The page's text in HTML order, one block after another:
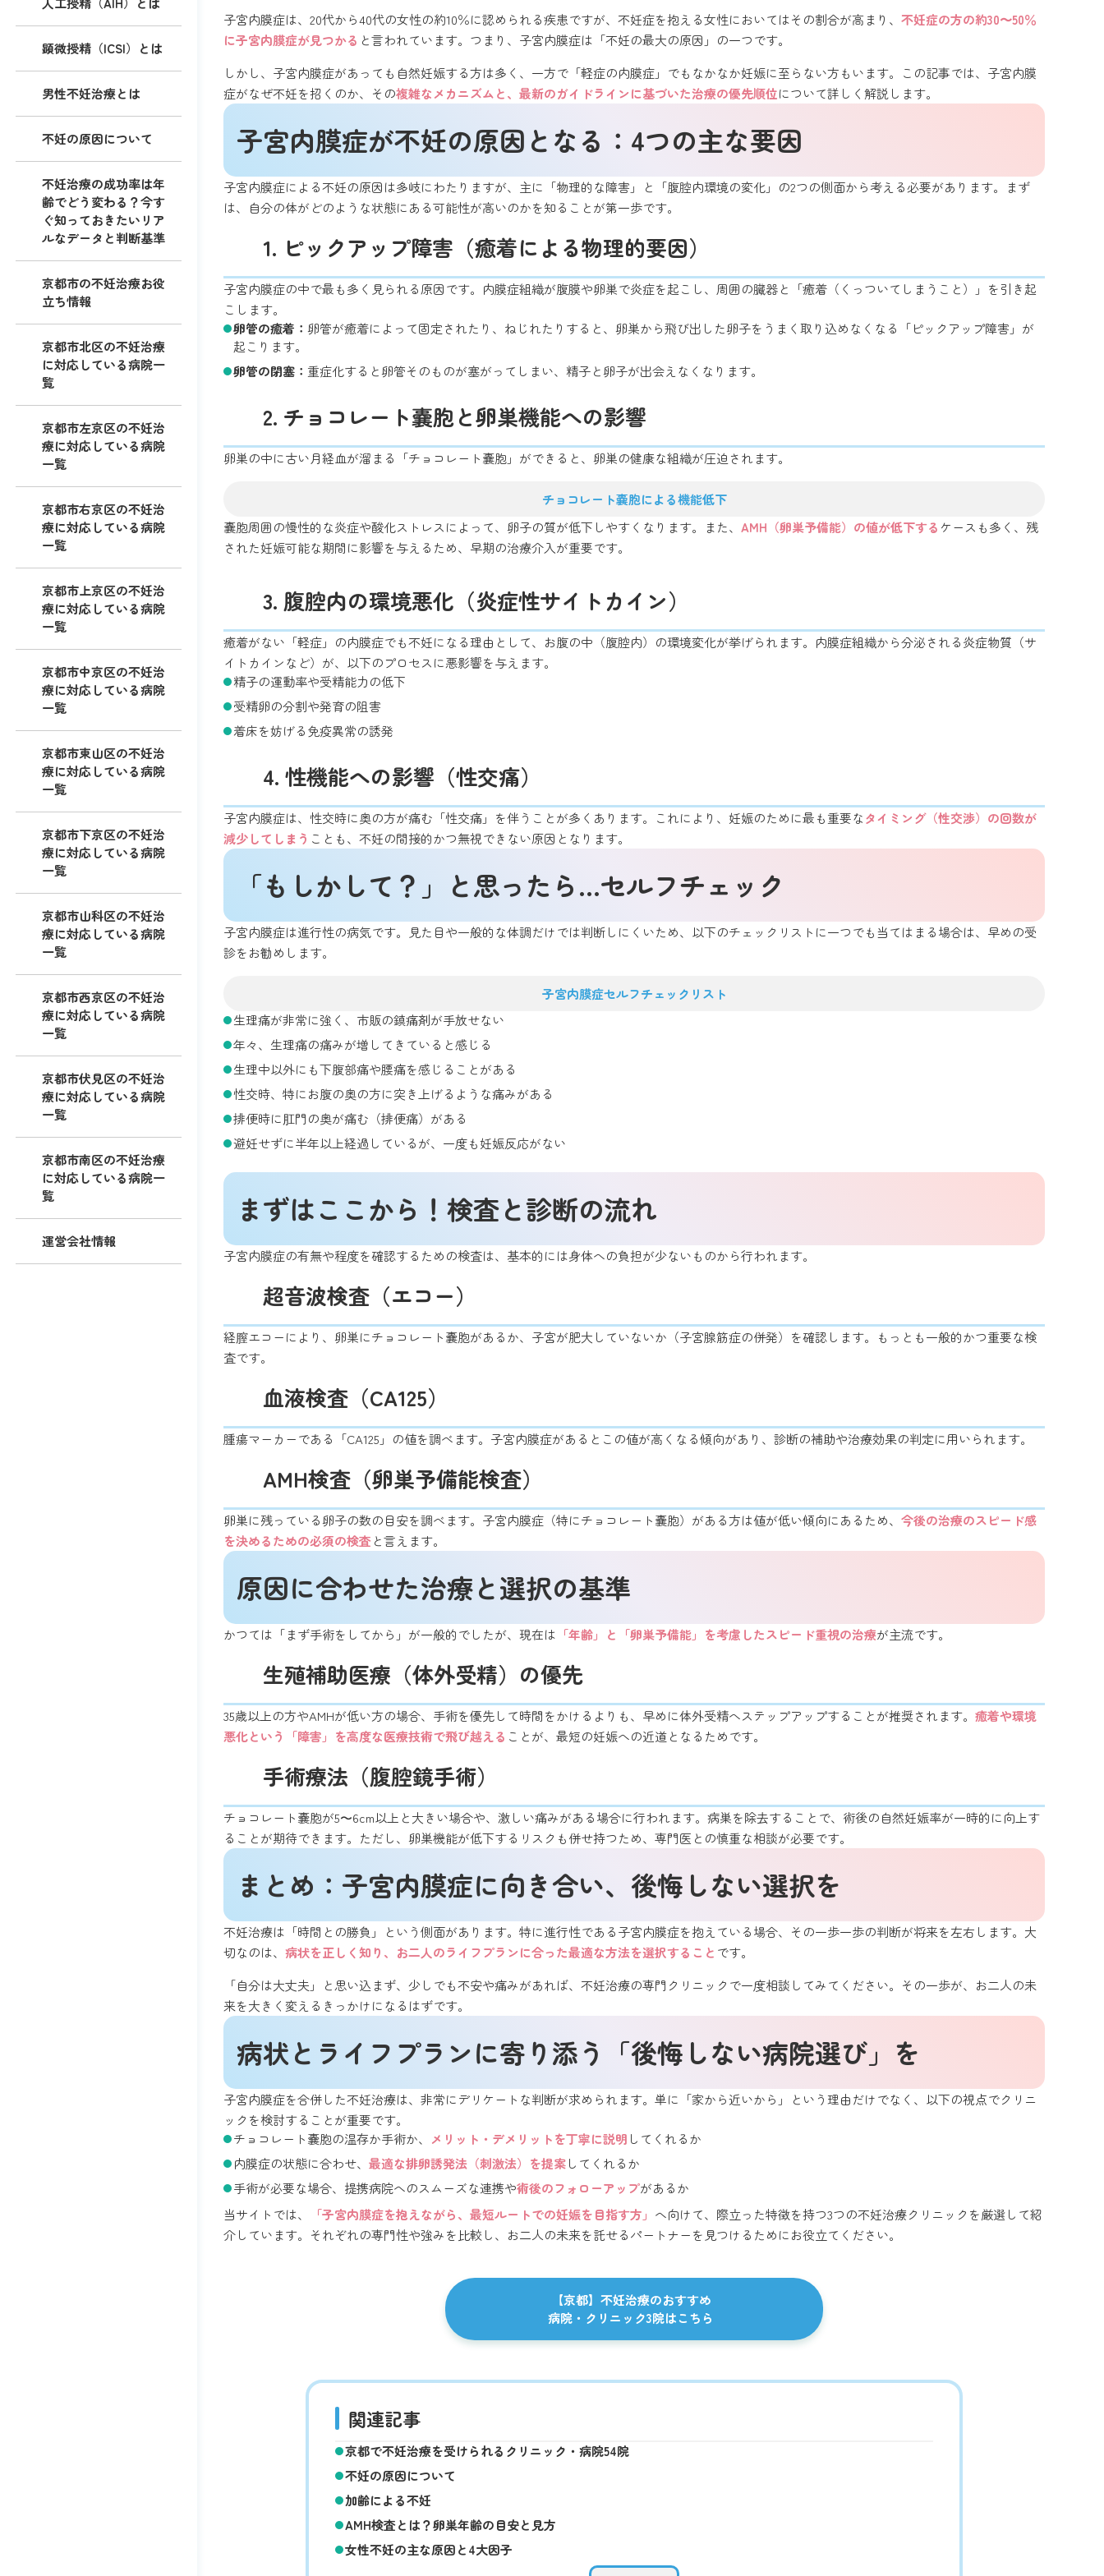
顕微授精（ICSI）とは
男性不妊治療とは
不妊の原因について
不妊治療の成功率は年
齢でどう変わる？今す
ぐ知っておきたいリア
ルなデータと判断基準
京都市の不妊治療お役
立ち情報
京都市北区の不妊治療
に対応している病院一
覧
京都市左京区の不妊治
療に対応している病院
一覧
京都市右京区の不妊治
療に対応している病院
一覧
京都市上京区の不妊治
療に対応している病院
一覧
京都市中京区の不妊治
療に対応している病院
一覧
京都市東山区の不妊治
療に対応している病院
一覧
京都市下京区の不妊治
療に対応している病院
一覧
京都市山科区の不妊治
療に対応している病院
一覧
京都市西京区の不妊治
療に対応している病院
一覧
京都市伏見区の不妊治
療に対応している病院
一覧
京都市南区の不妊治療
に対応している病院一
覧
運営会社情報
子宮内膜症は、20代から40代の女性の約10％に認められる疾患ですが、不妊症を抱える女性においてはその割合が高まり、 不妊症の方の約30〜50％
に子宮内膜症が見つかる と言われています。つまり、子宮内膜症は「不妊の最大の原因」の一つです。
しかし、子宮内膜症があっても自然妊娠する方は多く、一方で「軽症の内膜症」でもなかなか妊娠に至らない方もいます。この記事では、子宮内膜
症がなぜ不妊を招くのか、その複雑なメカニズムと、最新のガイドラインに基づいた治療の優先順位について詳しく解説します。
子宮内膜症が不妊の原因となる：4つの主な要因
子宮内膜症による不妊の原因は多岐にわたりますが、主に「物理的な障害」と「腹腔内環境の変化」の2つの側面から考える必要があります。まず
は、自分の体がどのような状態にある可能性が高いのかを知ることが第一歩です。
1. ピックアップ障害（癒着による物理的要因）
子宮内膜症の中で最も多く見られる原因です。内膜症組織が腹膜や卵巣で炎症を起こし、周囲の臓器と「癒着（くっついてしまうこと）」を引き起
こします。
卵管の癒着： 卵管が癒着によって固定されたり、ねじれたりすると、卵巣から飛び出した卵子をうまく取り込めなくなる「ピックアップ障害」が
起こります。
卵管の閉塞： 重症化すると卵管そのものが塞がってしまい、精子と卵子が出会えなくなります。
2. チョコレート嚢胞と卵巣機能への影響
卵巣の中に古い月経血が溜まる「チョコレート嚢胞」ができると、卵巣の健康な組織が圧迫されます。
チョコレート嚢胞による機能低下
嚢胞周囲の慢性的な炎症や酸化ストレスによって、卵子の質が低下しやすくなります。また、 AMH（卵巣予備能）の値が低下する ケースも多く、残
された妊娠可能な期間に影響を与えるため、早期の治療介入が重要です。
3. 腹腔内の環境悪化（炎症性サイトカイン）
癒着がない「軽症」の内膜症でも不妊になる理由として、お腹の中（腹腔内）の環境変化が挙げられます。内膜症組織から分泌される炎症物質（サ
イトカインなど）が、以下のプロセスに悪影響を与えます。
精子の運動率や受精能力の低下
受精卵の分割や発育の阻害
着床を妨げる免疫異常の誘発
4. 性機能への影響（性交痛）
子宮内膜症は、性交時に奥の方が痛む「性交痛」を伴うことが多くあります。これにより、妊娠のために最も重要なタイミング（性交渉）の回数が
減少してしまう ことも、不妊の間接的かつ無視できない原因となります。
「もしかして？」と思ったら…セルフチェック
子宮内膜症は進行性の病気です。見た目や一般的な体調だけでは判断しにくいため、以下のチェックリストに一つでも当てはまる場合は、早めの受
診をお勧めします。
子宮内膜症セルフチェックリスト
生理痛が非常に強く、市販の鎮痛剤が手放せない
年々、生理痛の痛みが増してきていると感じる
生理中以外にも下腹部痛や腰痛を感じることがある
性交時、特にお腹の奥の方に突き上げるような痛みがある
排便時に肛門の奥が痛む（排便痛）がある
避妊せずに半年以上経過しているが、一度も妊娠反応がない
まずはここから！検査と診断の流れ
子宮内膜症の有無や程度を確認するための検査は、基本的には身体への負担が少ないものから行われます。
超音波検査（エコー）
経膣エコーにより、卵巣にチョコレート嚢胞があるか、子宮が肥大していないか（子宮腺筋症の併発）を確認します。もっとも一般的かつ重要な検
査です。
血液検査（CA125）
腫瘍マーカーである「CA125」の値を調べます。子宮内膜症があるとこの値が高くなる傾向があり、診断の補助や治療効果の判定に用いられます。
AMH検査（卵巣予備能検査）
卵巣に残っている卵子の数の目安を調べます。子宮内膜症（特にチョコレート嚢胞）がある方は値が低い傾向にあるため、 今後の治療のスピード感
を決めるための必須の検査 と言えます。
原因に合わせた治療と選択の基準
かつては「まず手術をしてから」が一般的でしたが、現在は 「年齢」と「卵巣予備能」を考慮したスピード重視の治療が主流です。
生殖補助医療（体外受精）の優先
35歳以上の方やAMHが低い方の場合、手術を優先して時間をかけるよりも、早めに体外受精へステップアップすることが推奨されます。 癒着や環境
悪化という「障害」を高度な医療技術で飛び越える ことが、最短の妊娠への近道となるためです。
手術療法（腹腔鏡手術）
チョコレート嚢胞が5〜6cm以上と大きい場合や、激しい痛みがある場合に行われます。病巣を除去することで、術後の自然妊娠率が一時的に向上す
ることが期待できます。ただし、卵巣機能が低下するリスクも併せ持つため、専門医との慎重な相談が必要です。
まとめ：子宮内膜症に向き合い、後悔しない選択を
不妊治療は「時間との勝負」という側面があります。特に進行性である子宮内膜症を抱えている場合、その一歩一歩の判断が将来を左右します。大
切なのは、 病状を正しく知り、お二人のライフプランに合った最適な方法を選択すること です。
「自分は大丈夫」と思い込まず、少しでも不安や痛みがあれば、不妊治療の専門クリニックで一度相談してみてください。その一歩が、お二人の未
来を大きく変えるきっかけになるはずです。
病状とライフプランに寄り添う「後悔しない病院選び」を
子宮内膜症を合併した不妊治療は、非常にデリケートな判断が求められます。単に「家から近いから」という理由だけでなく、以下の視点でクリニ
ックを検討することが重要です。
チョコレート嚢胞の温存か手術か、 メリット・デメリットを丁寧に説明 してくれるか
内膜症の状態に合わせ、 最適な排卵誘発法（刺激法）を提案してくれるか
手術が必要な場合、提携病院へのスムーズな連携や術後のフォローアップがあるか
当サイトでは、
「子宮内膜症を抱えながら、最短ルートでの妊娠を目指す方」 へ向けて、際立った特徴を持つ3つの不妊治療クリニックを厳選して紹
介しています。それぞれの専門性や強みを比較し、お二人の未来を託せるパートナーを見つけるためにお役立てください。
【京都】不妊治療のおすすめ
病院・クリニック3院はこちら
関連記事
京都で不妊治療を受けられるクリニック・病院54院
不妊の原因について
加齢による不妊
AMH検査とは？卵巣年齢の目安と見方
女性不妊の主な原因と4大因子